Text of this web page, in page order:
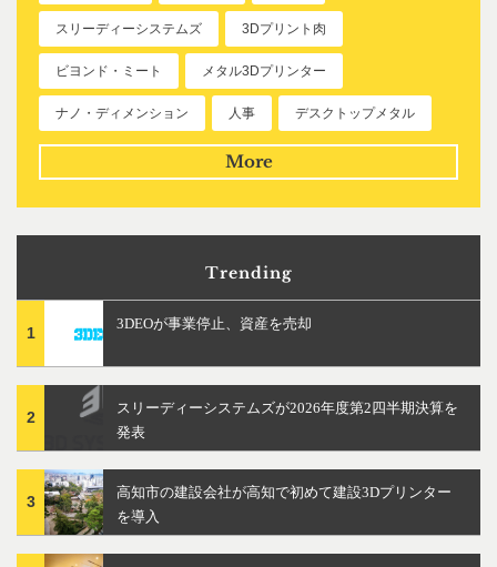
スリーディーシステムズ 3Dプリント肉
ビヨンド・ミート メタル3Dプリンター
ナノ・ディメンション 人事 デスクトップメタル
More
Trending
1
3DEOが事業停止、資産を売却
2
スリーディーシステムズが2026年度第2四半期決算を
発表
3
高知市の建設会社が高知で初めて建設3Dプリンター
を導入